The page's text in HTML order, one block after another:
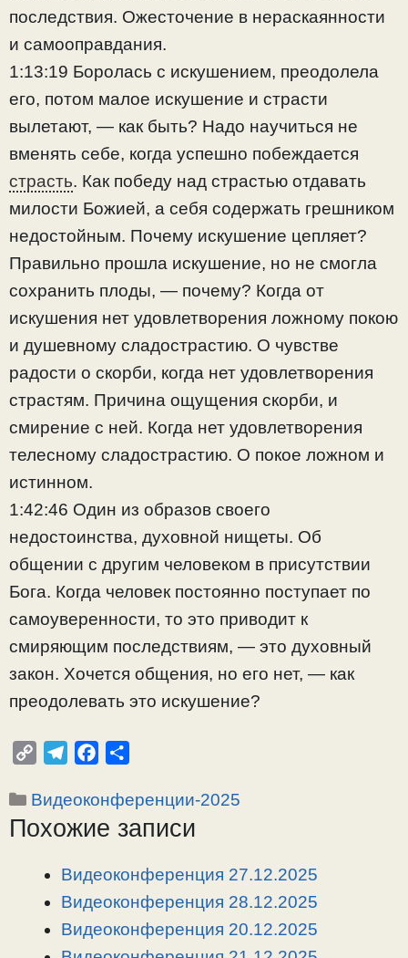
последствия. Ожесточение в нераскаянности
и самооправдания.
1:13:19 Боролась с искушением, преодолела
его, потом малое искушение и страсти
вылетают, — как быть? Надо научиться не
вменять себе, когда успешно побеждается
страсть. Как победу над страстью отдавать
милости Божией, а себя содержать грешником
недостойным. Почему искушение цепляет?
Правильно прошла искушение, но не смогла
сохранить плоды, — почему? Когда от
искушения нет удовлетворения ложному покою
и душевному сладострастию. О чувстве
радости о скорби, когда нет удовлетворения
страстям. Причина ощущения скорби, и
смирение с ней. Когда нет удовлетворения
телесному сладострастию. О покое ложном и
истинном.
1:42:46 Один из образов своего
недостоинства, духовной нищеты. Об
общении с другим человеком в присутствии
Бога. Когда человек постоянно поступает по
самоуверенности, то это приводит к
смиряющим последствиям, — это духовный
закон. Хочется общения, но его нет, — как
преодолевать это искушение?
p
y
l
e
r
a
c
e
o
п
р
в
Рубрики
Видеоконференции-2025
Похожие записи
Видеоконференция 27.12.2025
Видеоконференция 28.12.2025
Видеоконференция 20.12.2025